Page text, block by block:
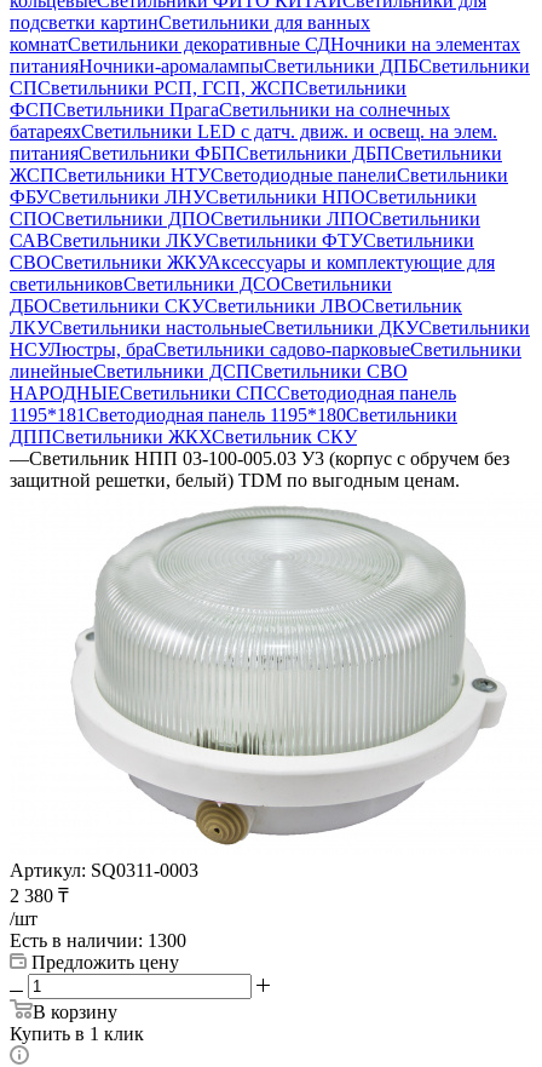
подсветки картинСветильники для ванных
комнатСветильники декоративные СДНочники на элементах
питанияНочники-аромалампыСветильники ДПБСветильники
СПСветильники РСП, ГСП, ЖСПСветильники
ФСПСветильники ПрагаСветильники на солнечных
батареяхСветильники LED с датч. движ. и освещ. на элем.
питанияСветильники ФБПСветильники ДБПСветильники
ЖСПСветильники НТУСветодиодные панелиСветильники
ФБУСветильники ЛНУСветильники НПОСветильники
СПОСветильники ДПОСветильники ЛПОСветильники
САВСветильники ЛКУСветильники ФТУСветильники
СВОСветильники ЖКУАксессуары и комплектующие для
светильниковСветильники ДСОСветильники
ДБОСветильники СКУСветильники ЛВОСветильник
ЛКУСветильники настольныеСветильники ДКУСветильники
НСУЛюстры, браСветильники садово-парковыеСветильники
линейныеСветильники ДСПСветильники СВО
НАРОДНЫЕСветильники СПССветодиодная панель
1195*181Светодиодная панель 1195*180Светильники
ДППСветильники ЖКХСветильник СКУ
—Светильник НПП 03-100-005.03 У3 (корпус с обручем без
защитной решетки, белый) TDM по выгодным ценам.
Артикул: SQ0311-0003
2 380 ₸
/шт
Есть в наличии: 1300
Предложить цену
В корзину
Купить в 1 клик